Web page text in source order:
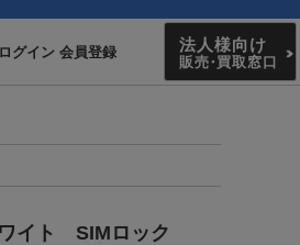
ログイン 会員登録 法人様向け
販売・買取窓口
イト SIMロック